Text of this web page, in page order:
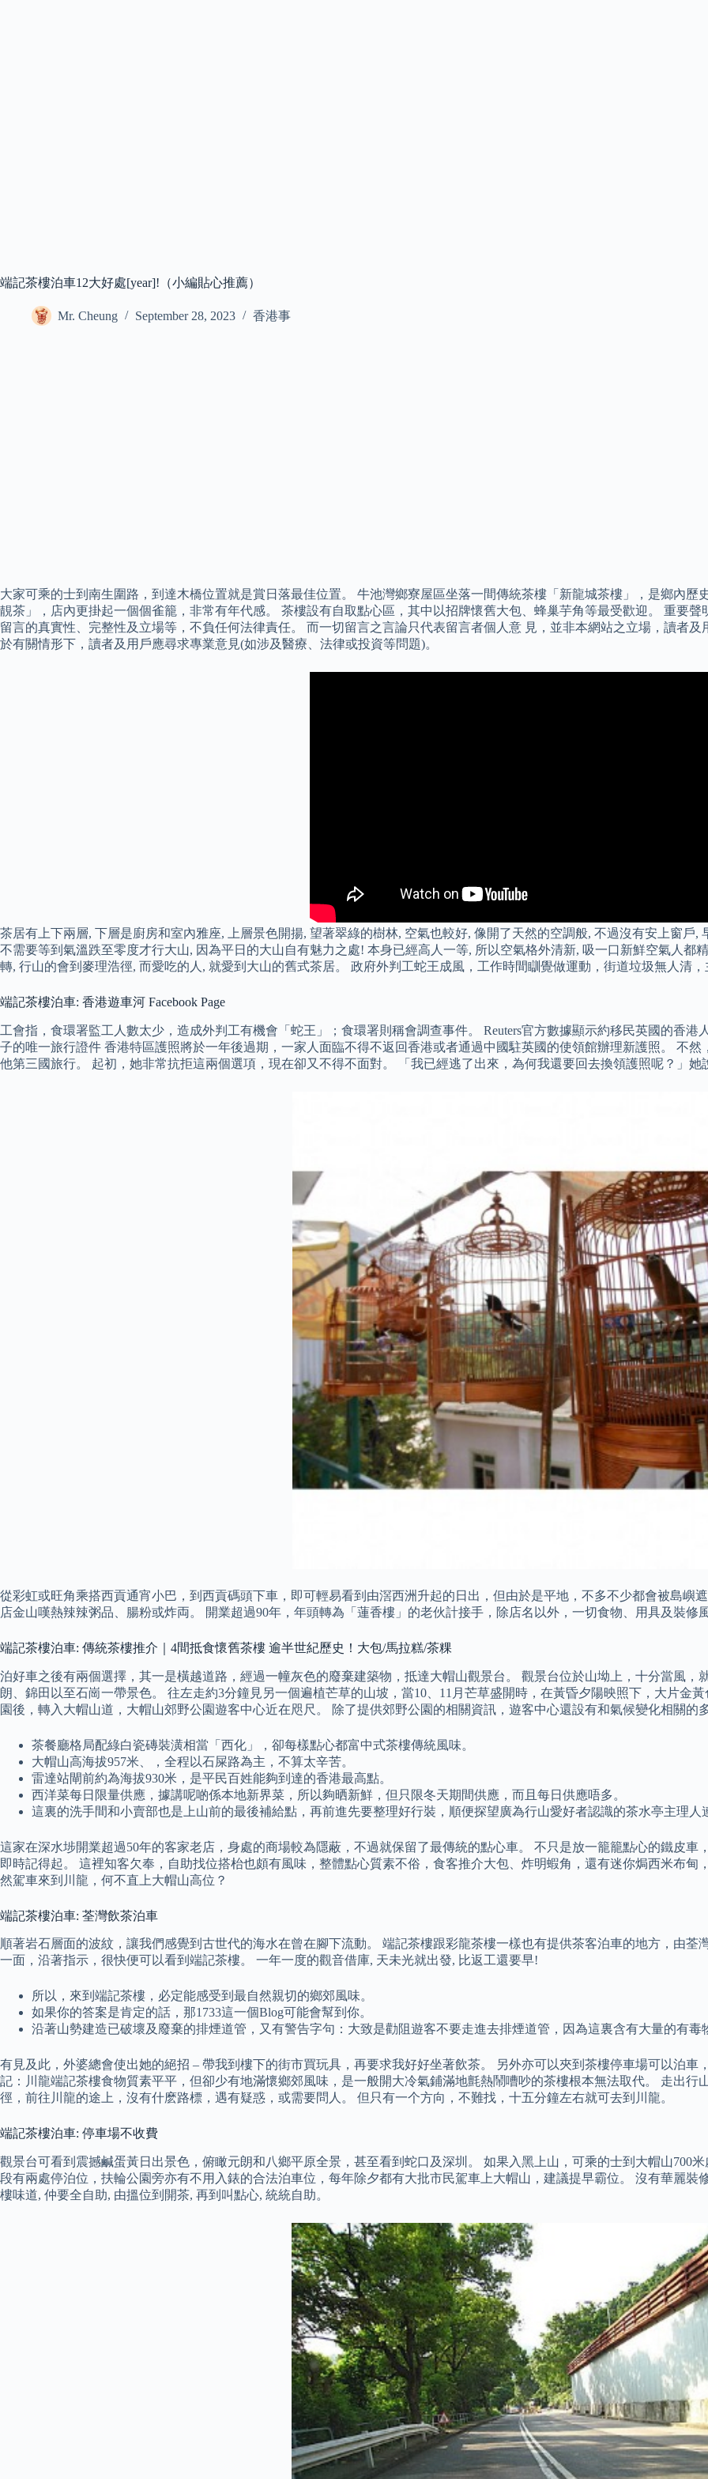
端記茶樓泊車12大好處[year]!（小編貼心推薦）
Mr. Cheung September 28, 2023 香港事
大家可乘的士到南生圍路，到達木橋位置就是賞日落最佳位置。 牛池灣鄉寮屋區坐落一間傳統茶樓「新龍城茶樓」，是鄉內
靚茶」，店內更掛起一個個雀籠，非常有年代感。 茶樓設有自取點心區，其中以招牌懷舊大包、蜂巢芋角等最受歡迎。 重要
留言的真實性、完整性及立場等，不負任何法律責任。 而一切留言之言論只代表留言者個人意 見，並非本網站之立場，讀者
於有關情形下，讀者及用戶應尋求專業意見(如涉及醫療、法律或投資等問題)。
茶居有上下兩層, 下層是廚房和室內雅座, 上層景色開揚, 望著翠綠的樹林, 空氣也較好, 像開了天然的空調般, 不過沒有安上窗戶
不需要等到氣溫跌至零度才行大山, 因為平日的大山自有魅力之處! 本身已經高人一等, 所以空氣格外清新, 吸一口新鮮空氣人都
轉, 行山的會到麥理浩徑, 而愛吃的人, 就愛到大山的舊式茶居。 政府外判工蛇王成風，工作時間瞓覺做運動，街道垃圾無人清
端記茶樓泊車: 香港遊車河 Facebook Page
工會指，食環署監工人數太少，造成外判工有機會「蛇王」；食環署則稱會調查事件。 Reuters官方數據顯示約移民英國的香
子的唯一旅行證件 香港特區護照將於一年後過期，一家人面臨不得不返回香港或者通過中國駐英國的使領館辦理新護照。 不
他第三國旅行。 起初，她非常抗拒這兩個選項，現在卻又不得不面對。 「我已經逃了出來，為何我還要回去換領護照呢？」她
從彩虹或旺角乘搭西貢通宵小巴，到西貢碼頭下車，即可輕易看到由滘西洲升起的日出，但由於是平地，不多不少都會被島嶼
店金山嘆熱辣辣粥品、腸粉或炸両。 開業超過90年，年頭轉為「蓮香樓」的老伙計接手，除店名以外，一切食物、用具及裝修
端記茶樓泊車: 傳統茶樓推介｜4間抵食懷舊茶樓 逾半世紀歷史！大包/馬拉糕/茶粿
泊好車之後有兩個選擇，其一是橫越道路，經過一幢灰色的廢棄建築物，抵達大帽山觀景台。 觀景台位於山坳上，十分當風
朗、錦田以至石崗一帶景色。 往左走約3分鐘見另一個遍植芒草的山坡，當10、11月芒草盛開時，在黃昏夕陽映照下，大片金
園後，轉入大帽山道，大帽山郊野公園遊客中心近在咫尺。 除了提供郊野公園的相關資訊，遊客中心還設有和氣候變化相關的
茶餐廳格局配綠白瓷磚裝潢相當「西化」，卻每樣點心都富中式茶樓傳統風味。
大帽山高海拔957米、，全程以石屎路為主，不算太辛苦。
雷達站閘前約為海拔930米，是平民百姓能夠到達的香港最高點。
西洋菜每日限量供應，據講呢啲係本地新界菜，所以夠晒新鮮，但只限冬天期間供應，而且每日供應唔多。
這裏的洗手間和小賣部也是上山前的最後補給點，再前進先要整理好行裝，順便探望廣為行山愛好者認識的茶水亭主理人
這家在深水埗開業超過50年的客家老店，身處的商場較為隱蔽，不過就保留了最傳統的點心車。 不只是放一籠籠點心的鐵皮
即時記得起。 這裡知客欠奉，自助找位搭枱也頗有風味，整體點心質素不俗，食客推介大包、炸明蝦角，還有迷你焗西米布
然駕車來到川龍，何不直上大帽山高位？
端記茶樓泊車: 荃灣飲茶泊車
順著岩石層面的波紋，讓我們感覺到古世代的海水在曾在腳下流動。 端記茶樓跟彩龍茶樓一樣也有提供茶客泊車的地方，由
一面，沿著指示，很快便可以看到端記茶樓。 一年一度的觀音借庫, 天未光就出發, 比返工還要早!
所以，來到端記茶樓，必定能感受到最自然親切的鄉郊風味。
如果你的答案是肯定的話，那1733這一個Blog可能會幫到你。
沿著山勢建造已破壞及廢棄的排煙道管，又有警告字句：大致是勸阻遊客不要走進去排煙道管，因為這裏含有大量的有
有見及此，外婆總會使出她的絕招 – 帶我到樓下的街市買玩具，再要求我好好坐著飲茶。 另外亦可以夾到茶樓停車場可以泊
記：川龍端記茶樓食物質素平平，但卻少有地滿懷鄉郊風味，是一般開大冷氣鋪滿地氈熱鬧嘈吵的茶樓根本無法取代。 走出
徑，前往川龍的途上，沒有什麽路標，遇有疑惑，或需要問人。 但只有一个方向，不難找，十五分鐘左右就可去到川龍。
端記茶樓泊車: 停車場不收費
觀景台可看到震撼鹹蛋黃日出景色，俯瞰元朗和八鄉平原全景，甚至看到蛇口及深圳。 如果入黑上山，可乘的士到大帽山700
段有兩處停泊位，扶輪公園旁亦有不用入錶的合法泊車位，每年除夕都有大批市民駕車上大帽山，建議提早霸位。 沒有華麗
樓味道, 仲要全自助, 由搵位到開茶, 再到叫點心, 統統自助。